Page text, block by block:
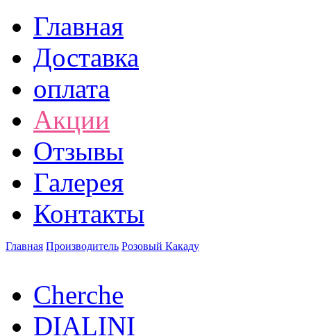
Главная
Доставка
оплата
Акции
Отзывы
Галерея
Контакты
Главная Производитель Розовый Какаду
Cherche
DIALINI